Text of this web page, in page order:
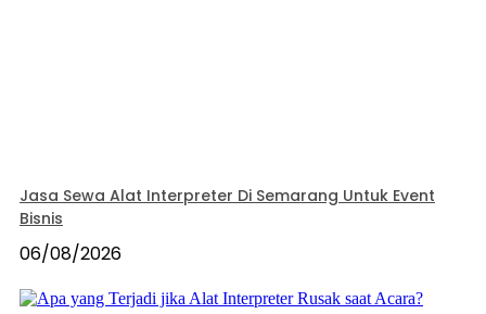
Jasa Sewa Alat Interpreter Di Semarang Untuk Event
Bisnis
06/08/2026